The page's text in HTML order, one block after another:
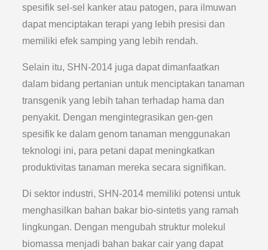
spesifik sel-sel kanker atau patogen, para ilmuwan
dapat menciptakan terapi yang lebih presisi dan
memiliki efek samping yang lebih rendah.
Selain itu, SHN-2014 juga dapat dimanfaatkan
dalam bidang pertanian untuk menciptakan tanaman
transgenik yang lebih tahan terhadap hama dan
penyakit. Dengan mengintegrasikan gen-gen
spesifik ke dalam genom tanaman menggunakan
teknologi ini, para petani dapat meningkatkan
produktivitas tanaman mereka secara signifikan.
Di sektor industri, SHN-2014 memiliki potensi untuk
menghasilkan bahan bakar bio-sintetis yang ramah
lingkungan. Dengan mengubah struktur molekul
biomassa menjadi bahan bakar cair yang dapat